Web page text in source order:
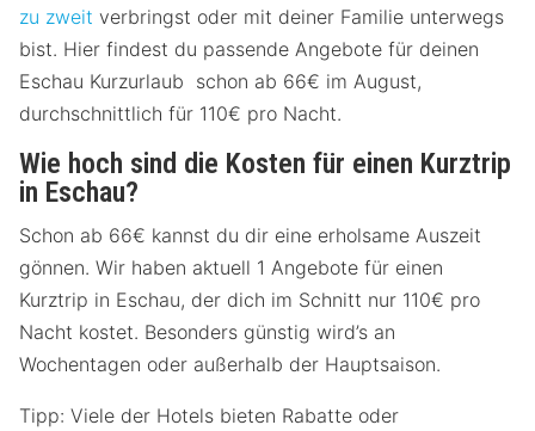
zu zweit verbringst oder mit deiner Familie unterwegs
bist. Hier findest du passende Angebote für deinen
Eschau Kurzurlaub schon ab 66€ im August,
durchschnittlich für 110€ pro Nacht.
Wie hoch sind die Kosten für einen Kurztrip
in Eschau?
Schon ab 66€ kannst du dir eine erholsame Auszeit
gönnen. Wir haben aktuell 1 Angebote für einen
Kurztrip in Eschau, der dich im Schnitt nur 110€ pro
Nacht kostet. Besonders günstig wird’s an
Wochentagen oder außerhalb der Hauptsaison.
Tipp: Viele der Hotels bieten Rabatte oder